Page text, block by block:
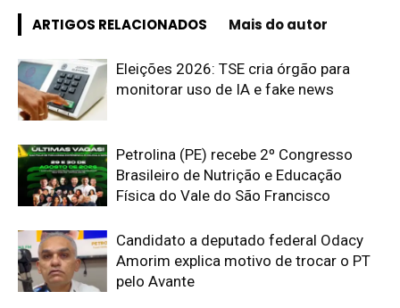
ARTIGOS RELACIONADOS Mais do autor
Eleições 2026: TSE cria órgão para
monitorar uso de IA e fake news
Petrolina (PE) recebe 2º Congresso
Brasileiro de Nutrição e Educação
Física do Vale do São Francisco
Candidato a deputado federal Odacy
Amorim explica motivo de trocar o PT
pelo Avante